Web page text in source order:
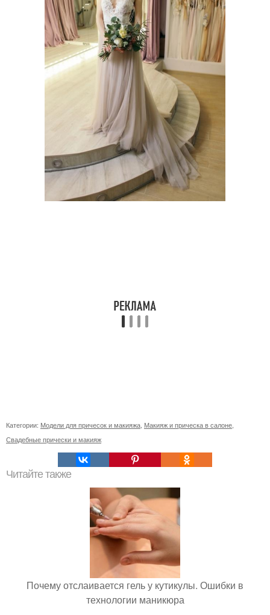
Категории: Модели для причесок и макияжа Макияж и прическа в салоне
Свадебные прически и макияж
Читайте также
Почему отслаивается гель у кутикулы. Ошибки в
технологии маникюра